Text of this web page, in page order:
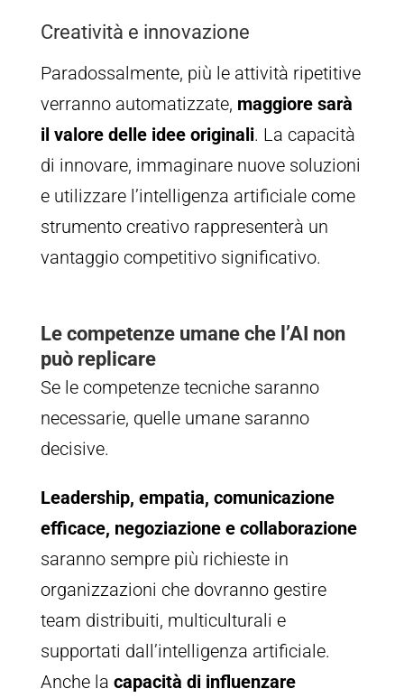
Creatività e innovazione
Paradossalmente, più le attività ripetitive
verranno automatizzate, maggiore sarà
il valore delle idee originali. La capacità
di innovare, immaginare nuove soluzioni
e utilizzare l’intelligenza artificiale come
strumento creativo rappresenterà un
vantaggio competitivo significativo.
Le competenze umane che l’AI non
può replicare
Se le competenze tecniche saranno
necessarie, quelle umane saranno
decisive.
Leadership, empatia, comunicazione
efficace, negoziazione e collaborazione
saranno sempre più richieste in
organizzazioni che dovranno gestire
team distribuiti, multiculturali e
supportati dall’intelligenza artificiale.
Anche la capacità di influenzare